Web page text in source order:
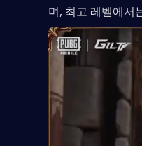
며, 최고 레벨에서